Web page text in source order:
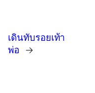
เดินทับรอยเท้า
พ่อ →